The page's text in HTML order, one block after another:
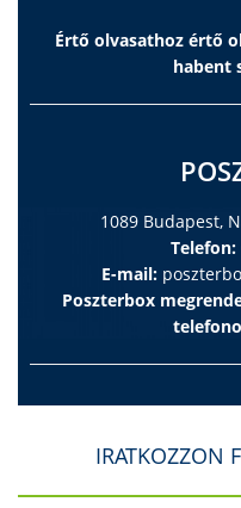
Értő olvasathoz értő
habent
1089 Budapest,
Telefon:
E-mail:
Poszterbox
IRATKOZZON